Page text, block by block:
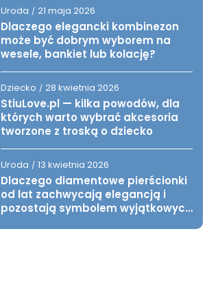
Uroda / 21 maja 2026
Dlaczego elegancki kombinezon
może być dobrym wyborem na
wesele, bankiet lub kolację?
Dziecko / 28 kwietnia 2026
StiuLove.pl — kilka powodów, dla
których warto wybrać akcesoria
tworzone z troską o dziecko
Uroda / 13 kwietnia 2026
Dlaczego diamentowe pierścionki
od lat zachwycają elegancją i
pozostają symbolem wyjątkowych